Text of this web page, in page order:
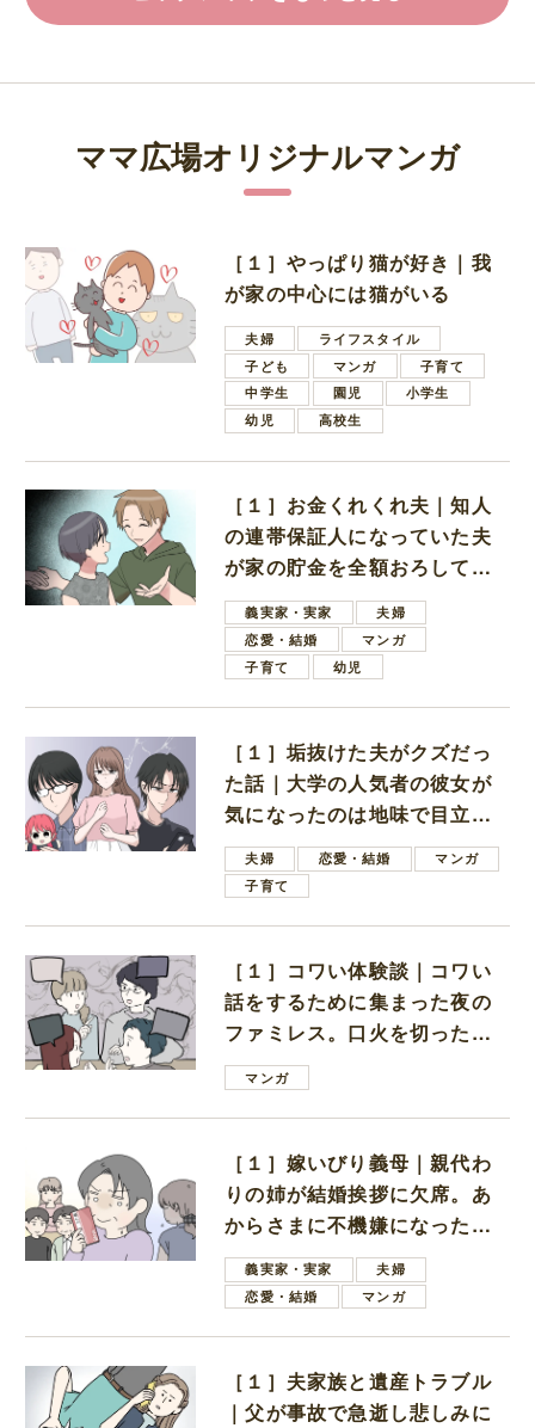
ママ広場オリジナルマンガ
［１］やっぱり猫が好き｜我
が家の中心には猫がいる
夫婦
ライフスタイル
子ども
マンガ
子育て
中学生
園児
小学生
幼児
高校生
［１］お金くれくれ夫｜知人
の連帯保証人になっていた夫
が家の貯金を全額おろしてほ
しいと言ってきた
義実家・実家
夫婦
恋愛・結婚
マンガ
子育て
幼児
［１］垢抜けた夫がクズだっ
た話｜大学の人気者の彼女が
気になったのは地味で目立た
ない男子学生
夫婦 恋愛・結婚
マンガ
子育て
［１］コワい体験談｜コワい
話をするために集まった夜の
ファミレス。口火を切ったの
は電車好きの男の子ママ
マンガ
［１］嫁いびり義母｜親代わ
りの姉が結婚挨拶に欠席。あ
からさまに不機嫌になった義
母義実家・実家
夫婦
恋愛・結婚
マンガ
［１］夫家族と遺産トラブル
｜父が事故で急逝し悲しみに